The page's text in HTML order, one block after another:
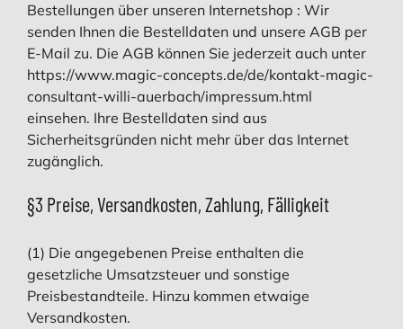
Bestellungen über unseren Internetshop : Wir
senden Ihnen die Bestelldaten und unsere AGB per
E-Mail zu. Die AGB können Sie jederzeit auch unter
https://www.magic-concepts.de/de/kontakt-magic-
consultant-willi-auerbach/impressum.html
einsehen. Ihre Bestelldaten sind aus
Sicherheitsgründen nicht mehr über das Internet
zugänglich.
§3 Preise, Versandkosten, Zahlung, Fälligkeit
(1) Die angegebenen Preise enthalten die
gesetzliche Umsatzsteuer und sonstige
Preisbestandteile. Hinzu kommen etwaige
Versandkosten.